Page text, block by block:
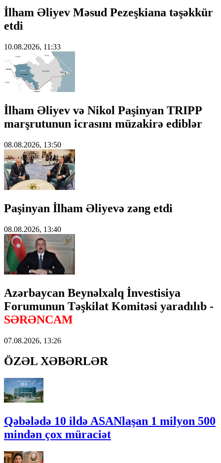
İlham Əliyev Məsud Pezeşkiana təşəkkür
etdi
10.08.2026, 11:33
İlham Əliyev və Nikol Paşinyan TRIPP
marşrutunun icrasını müzakirə ediblər
08.08.2026, 13:50
Paşinyan İlham Əliyevə zəng etdi
08.08.2026, 13:40
Azərbaycan Beynəlxalq İnvestisiya
Forumunun Təşkilat Komitəsi yaradılıb -
SƏRƏNCAM
07.08.2026, 13:26
ÖZƏL XƏBƏRLƏR
Qəbələdə 10 ildə ASANlaşan 1 milyon 500
mindən çox müraciət